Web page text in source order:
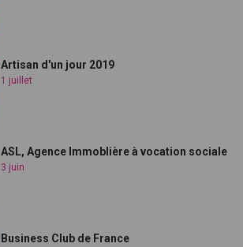
Artisan d'un jour 2019
1 juillet
ASL, Agence Immoblière à vocation sociale
3 juin
Business Club de France